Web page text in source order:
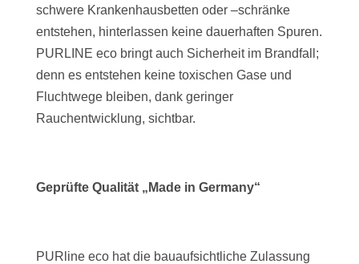
schwere Krankenhausbetten oder –schränke
entstehen, hinterlassen keine dauerhaften Spuren.
PURLINE eco bringt auch Sicherheit im Brandfall;
denn es entstehen keine toxischen Gase und
Fluchtwege bleiben, dank geringer
Rauchentwicklung, sichtbar.
Geprüfte Qualität „Made in Germany“
PURline eco hat die bauaufsichtliche Zulassung